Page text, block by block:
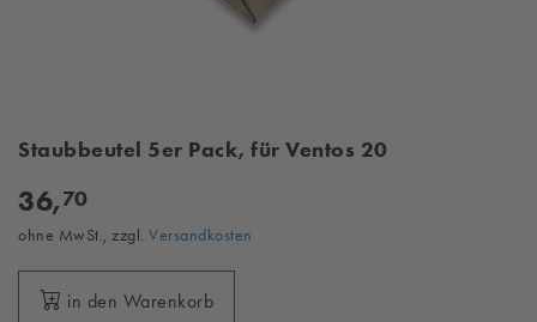
Staubbeutel 5er Pack, für Ventos 20
36,70
ohne MwSt., zzgl. Versandkosten
in den Warenkorb